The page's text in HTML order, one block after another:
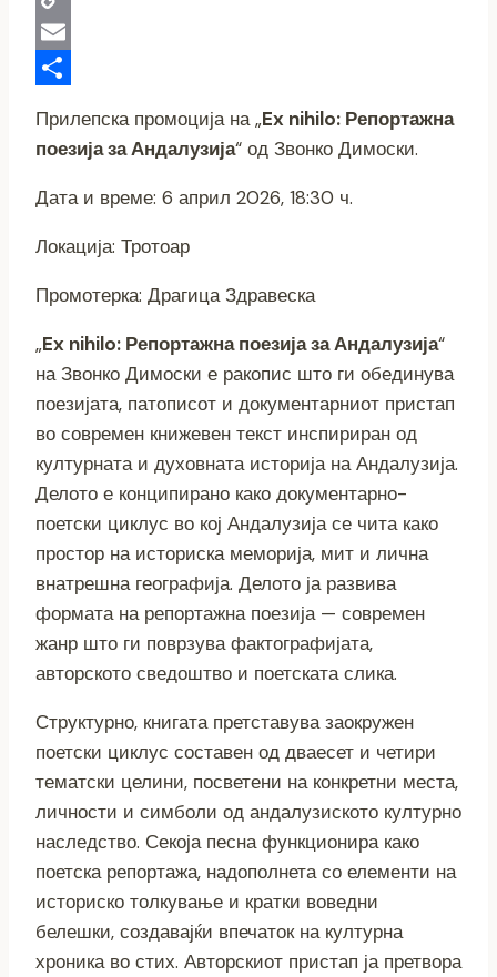
Copy
Link
Email
Прилепска промоција на „Ex nihilo: Репортажна
поезија за Андалузија“ од Звонко Димоски.
Дата и време: 6 април 2026, 18:30 ч.
Локација: Тротоар
Промотерка: Драгица Здравеска
„Ex nihilo: Репортажна поезија за Андалузија“
на Звонко Димоски е ракопис што ги обединува
поезијата, патописот и документарниот пристап
во современ книжевен текст инспириран од
културната и духовната историја на Андалузија.
Делото е конципирано како документарно-
поетски циклус во кој Андалузија се чита како
простор на историска меморија, мит и лична
внатрешна географија. Делото ја развива
формата на репортажна поезија — современ
жанр што ги поврзува фактографијата,
авторското сведоштво и поетската слика.
Структурно, книгата претставува заокружен
поетски циклус составен од дваесет и четири
тематски целини, посветени на конкретни места,
личности и симболи од андалузиското културно
наследство. Секоја песна функционира како
поетска репортажа, надополнета со елементи на
историско толкување и кратки воведни
белешки, создавајќи впечаток на културна
хроника во стих. Авторскиот пристап ја претвора